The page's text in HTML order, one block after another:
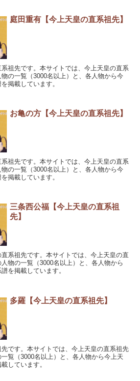
庭田重有【今上天皇の直系祖先】
祖先です。本サイトでは、今上天皇の直系
の一覧（3000名以上）と、各人物から今
掲載しています。
お亀の方【今上天皇の直系祖先】
祖先です。本サイトでは、今上天皇の直系
の一覧（3000名以上）と、各人物から今
掲載しています。
三条西公福【今上天皇の直系祖
先】
系祖先です。本サイトでは、今上天皇の直
物の一覧（3000名以上）と、各人物から
を掲載しています。
多羅【今上天皇の直系祖先】
です。本サイトでは、今上天皇の直系祖先
覧（3000名以上）と、各人物から今上天
しています。